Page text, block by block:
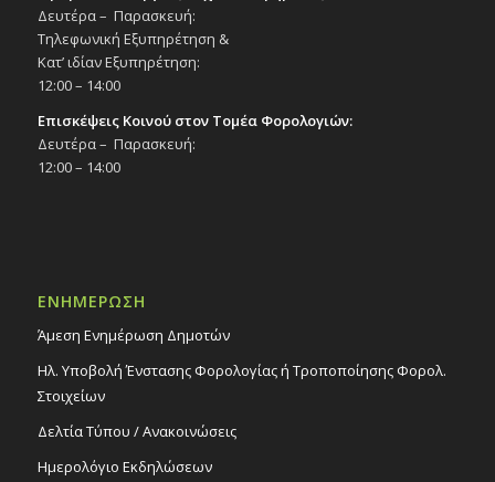
Δευτέρα – Παρασκευή:
Τηλεφωνική Εξυπηρέτηση &
Κατ’ ιδίαν Εξυπηρέτηση:
12:00 – 14:00
Επισκέψεις Κοινού στον Τομέα Φορολογιών:
Δευτέρα – Παρασκευή:
12:00 – 14:00
ΕΝΗΜΕΡΩΣΗ
Άμεση Ενημέρωση Δημοτών
Ηλ. Υποβολή Ένστασης Φορολογίας ή Τροποποίησης Φορολ.
Στοιχείων
Δελτία Τύπου / Ανακοινώσεις
Ημερολόγιο Εκδηλώσεων